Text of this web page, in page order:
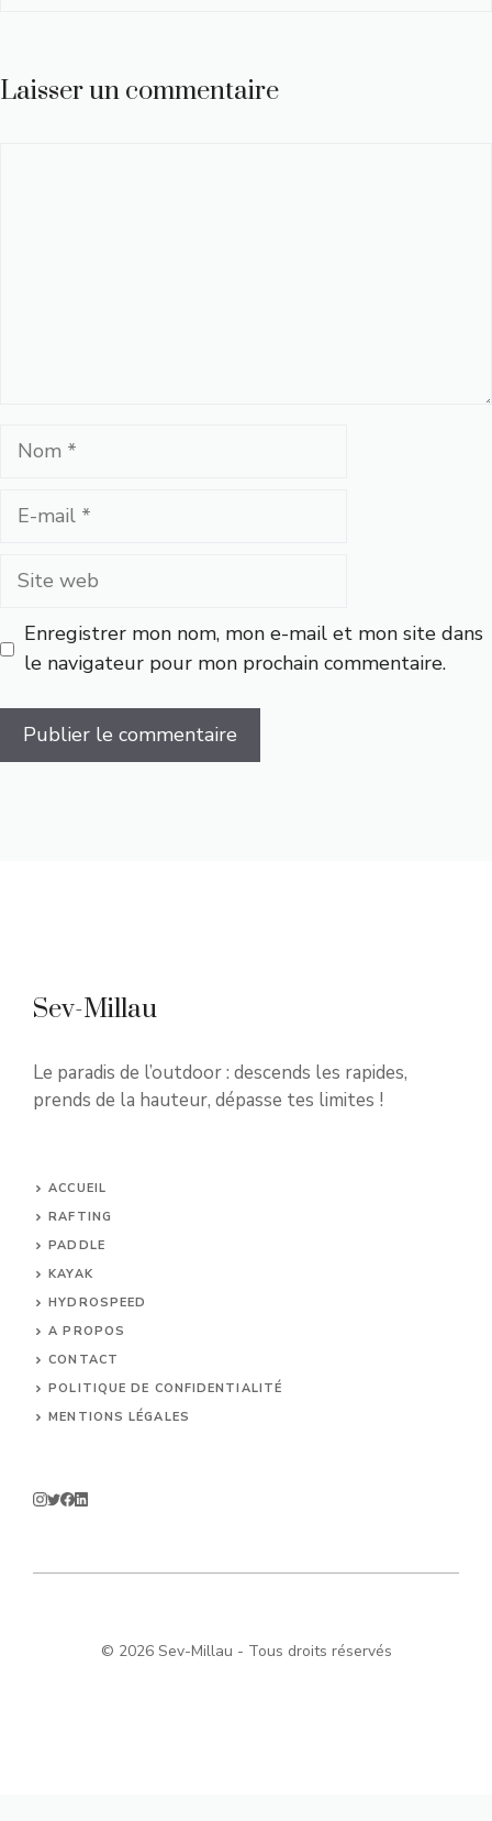
Laisser un commentaire
Nom
Site
Enregistrer mon nom, mon e-mail et mon site dans
le navigateur pour mon prochain commentaire.
Sev-Millau
Le paradis de l’outdoor : descends les rapides,
prends de la hauteur, dépasse tes limites !
ACCUEIL
RAFTING
PADDLE
KAYAK
HYDROSPEED
A PROPOS
CONTACT
POLITIQUE DE CONFIDENTIALITÉ
MENTIONS LÉGALES
© 2026 Sev-Millau - Tous droits réservés